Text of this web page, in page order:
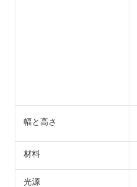
幅と高さ
材料
光源